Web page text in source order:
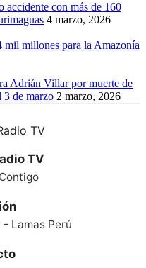
accidente con más de 160
4 marzo, 2026
mil millones para la Amazonía
Adrián Villar por muerte de
3 de marzo 2 marzo, 2026
TV
Lamas Perú